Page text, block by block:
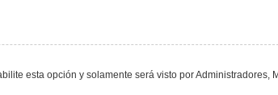
esta opción y solamente será visto por Administradores,